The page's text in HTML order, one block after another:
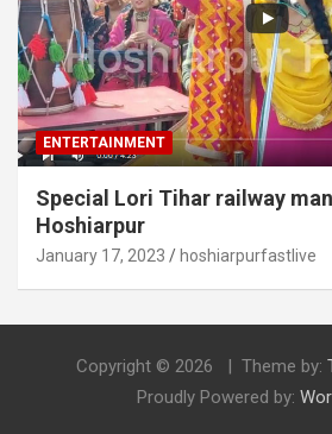
ENTERTAINMENT
Special Lori Tihar railway
Hoshiarpur
January 17, 2023 hoshiarpurfastlive
Copyright © 2026 Theme by:
Proudly Powered by: